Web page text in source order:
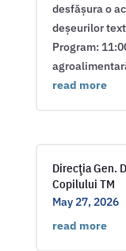
desfășura o
deșeurilor
Program:
read more
Direcţia Gen.
Copilului TM
May 27, 2026
read more